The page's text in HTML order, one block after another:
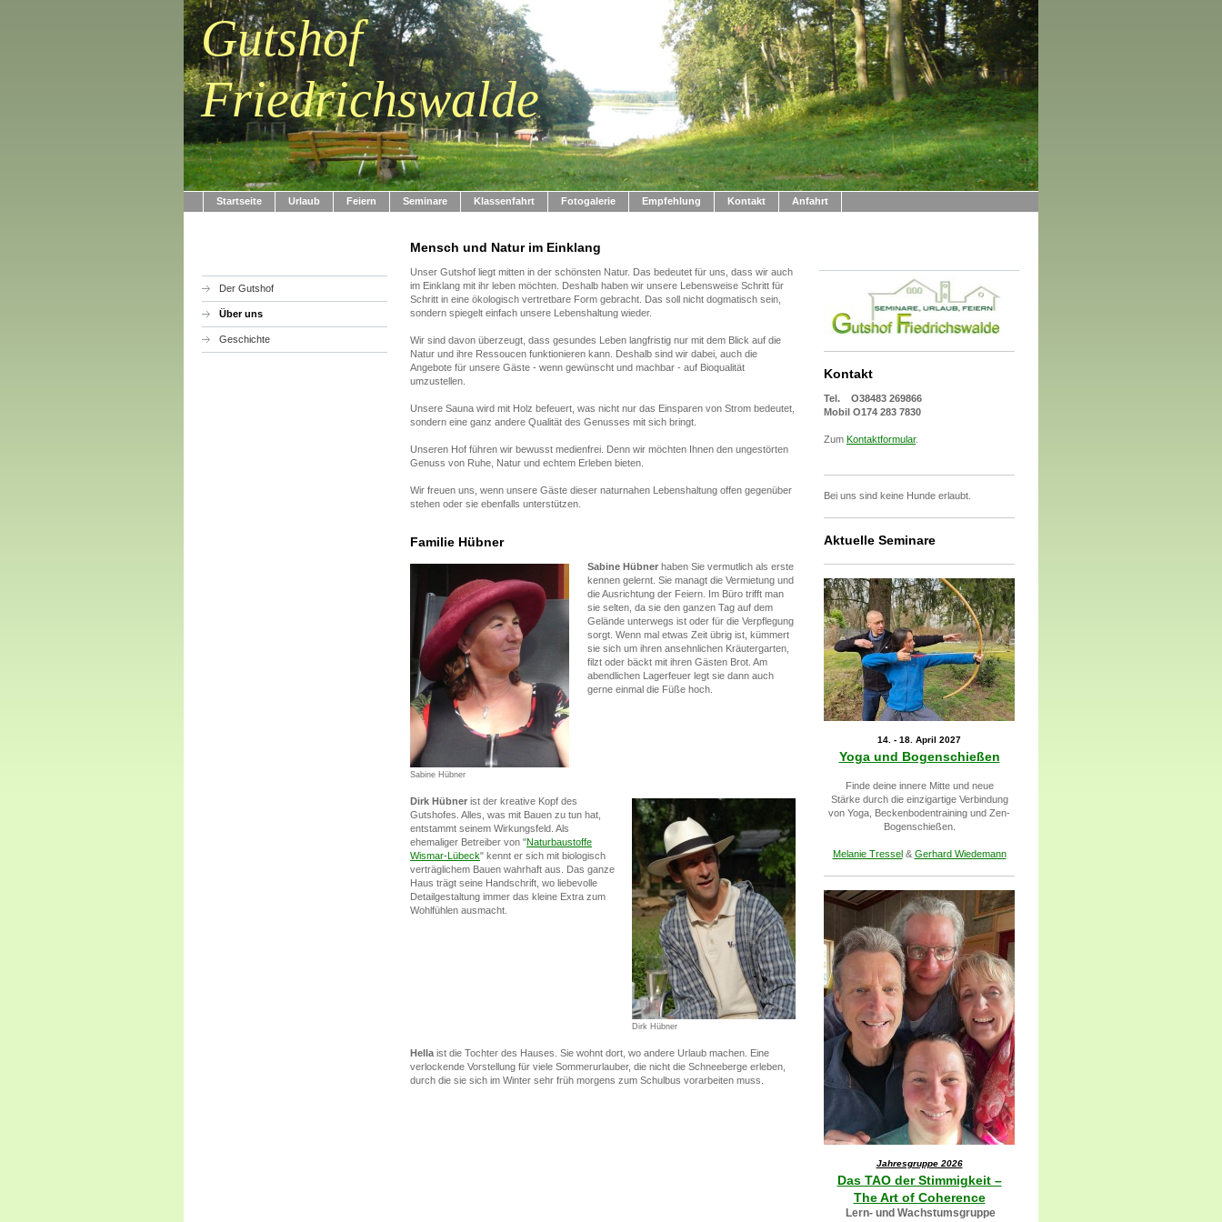
Gutshof
Friedrichswalde
Startseite Urlaub Feiern Seminare Klassenfahrt Fotogalerie Empfehlung Kontakt Anfahrt
Der Gutshof
Über uns
Geschichte
Mensch und Natur im Einklang
Unser Gutshof liegt mitten in der schönsten Natur. Das bedeutet für uns, dass wir auch
im Einklang mit ihr leben möchten. Deshalb haben wir unsere Lebensweise Schritt für
Schritt in eine ökologisch vertretbare Form gebracht. Das soll nicht dogmatisch sein,
sondern spiegelt einfach unsere Lebenshaltung wieder.
Wir sind davon überzeugt, dass gesundes Leben langfristig nur mit dem Blick auf die
Natur und ihre Ressoucen funktionieren kann. Deshalb sind wir dabei, auch die
Angebote für unsere Gäste - wenn gewünscht und machbar - auf Bioqualität
umzustellen.
Unsere Sauna wird mit Holz befeuert, was nicht nur das Einsparen von Strom bedeutet,
sondern eine ganz andere Qualität des Genusses mit sich bringt.
Unseren Hof führen wir bewusst medienfrei. Denn wir möchten Ihnen den ungestörten
Genuss von Ruhe, Natur und echtem Erleben bieten.
Wir freuen uns, wenn unsere Gäste dieser naturnahen Lebenshaltung offen gegenüber
stehen oder sie ebenfalls unterstützen.
Familie Hübner
Sabine Hübner
Sabine Hübner haben Sie vermutlich als erste
kennen gelernt. Sie managt die Vermietung und
die Ausrichtung der Feiern. Im Büro trifft man
sie selten, da sie den ganzen Tag auf dem
Gelände unterwegs ist oder für die Verpflegung
sorgt. Wenn mal etwas Zeit übrig ist, kümmert
sie sich um ihren ansehnlichen Kräutergarten,
filzt oder bäckt mit ihren Gästen Brot. Am
abendlichen Lagerfeuer legt sie dann auch
gerne einmal die Füße hoch.
Dirk Hübner
Dirk Hübner ist der kreative Kopf des
Gutshofes. Alles, was mit Bauen zu tun hat,
entstammt seinem Wirkungsfeld. Als
ehemaliger Betreiber von "Naturbaustoffe
Wismar-Lübeck" kennt er sich mit biologisch
verträglichem Bauen wahrhaft aus. Das ganze
Haus trägt seine Handschrift, wo liebevolle
Detailgestaltung immer das kleine Extra zum
Wohlfühlen ausmacht.
Hella ist die Tochter des Hauses. Sie wohnt dort, wo andere Urlaub machen. Eine
verlockende Vorstellung für viele Sommerurlauber, die nicht die Schneeberge erleben,
durch die sie sich im Winter sehr früh morgens zum Schulbus vorarbeiten muss.
Kontakt
Tel. O38483 269866
Mobil O174 283 7830
Zum Kontaktformular.
Bei uns sind keine Hunde erlaubt.
Aktuelle Seminare
14. - 18. April 2027
Yoga und Bogenschießen
Finde deine innere Mitte und neue
Stärke durch die einzigartige Verbindung
von Yoga, Beckenbodentraining und Zen-
Bogenschießen.
Melanie Tressel & Gerhard Wiedemann
Jahresgruppe 2026
Das TAO der Stimmigkeit –
The Art of Coherence
Lern- und Wachstumsgruppe